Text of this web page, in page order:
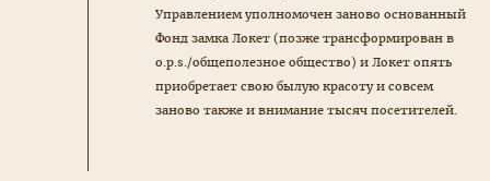
Управлением уполномочен заново основанный
Фонд замка Локет (позже трансформирован в
o.p.s./общеполезное общество) и Локет опять
приобретает свою былую красоту и совсем
заново также и внимание тысяч посетителей.